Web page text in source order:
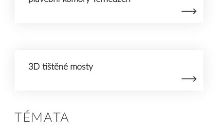
3D tištěné mosty
TÉMATA